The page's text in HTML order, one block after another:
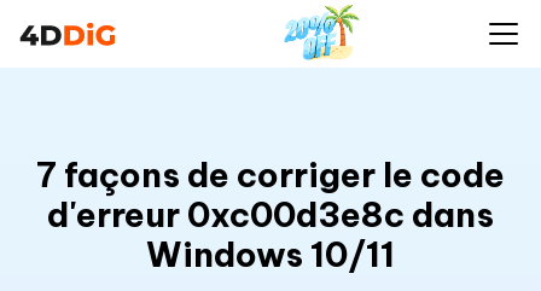
7 façons de corriger le code
d'erreur 0xc00d3e8c dans
Windows 10/11